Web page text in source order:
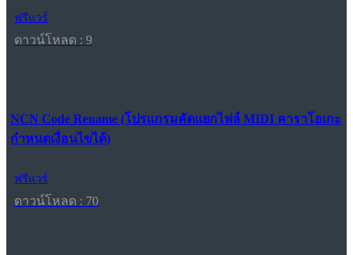
ฟรีแวร์
ดาวน์โหลด : 9
NCN Code Rename (โปรแกรมคัดแยกไฟล์ MIDI คาราโอเกะ
กำหนดเงื่อนไขได้)
ฟรีแวร์
ดาวน์โหลด : 70